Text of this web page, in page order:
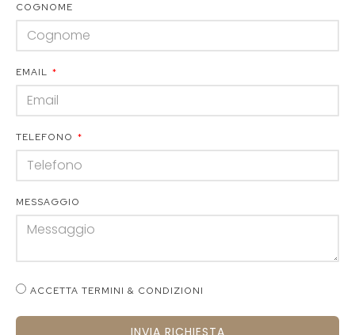
COGNOME
EMAIL
TELEFONO
MESSAGGIO
ACCETTA TERMINI & CONDIZIONI